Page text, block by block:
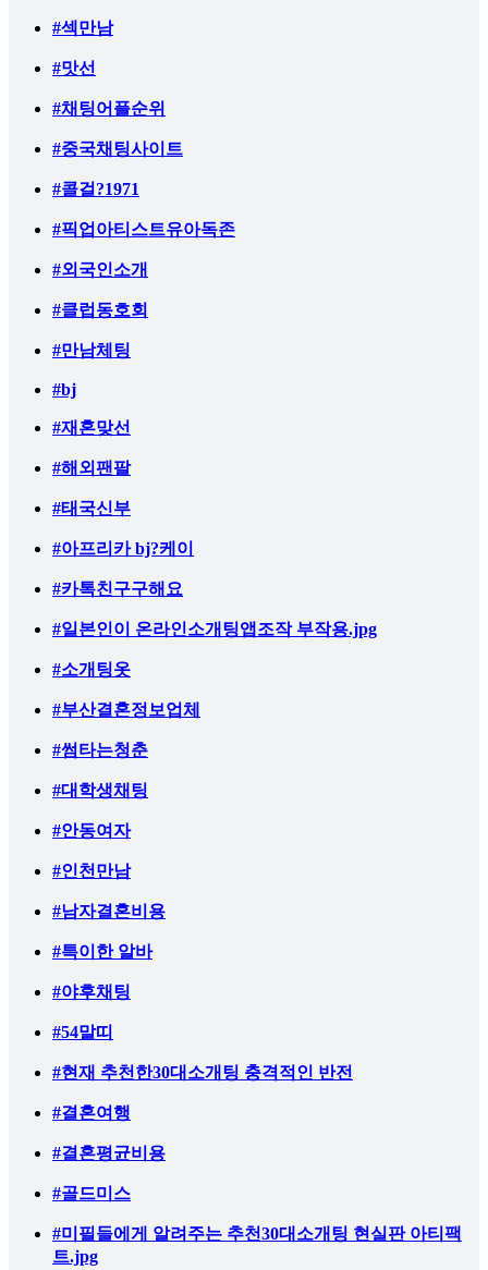
#섹만남
#맛선
#채팅어플순위
#중국채팅사이트
#콜걸?1971
#픽업아티스트유아독존
#외국인소개
#클럽동호회
#만남체팅
#bj
#재혼맞선
#해외팬팔
#태국신부
#아프리카 bj?케이
#카톡친구구해요
#일본인이 온라인소개팅앱조작 부작용.jpg
#소개팅옷
#부산결혼정보업체
#썸타는청춘
#대학생채팅
#안동여자
#인천만남
#남자결혼비용
#특이한 알바
#야후채팅
#54말띠
#현재 추천한30대소개팅 충격적인 반전
#결혼여행
#결혼평균비용
#골드미스
#미필들에게 알려주는 추천30대소개팅 현실판 아티팩
트.jpg